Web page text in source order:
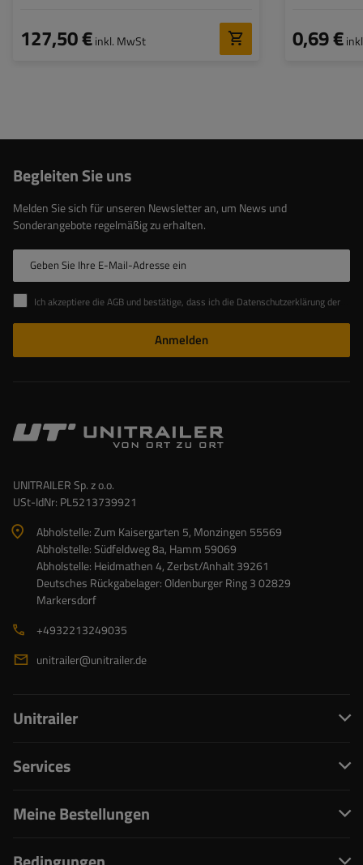
127,50 €inkl. MwSt 0,69 €
Begleiten Sie uns
Melden Sie sich für unseren Newsletter an, um News und
Sonderangebote regelmäßig zu erhalten.
Geben Sie Ihre E-Mail-Adresse ein
Ich akzeptiere die AGB und bestätige, dass ich die Datenschutzerklärung der Website zur Kenntnis genommen habe
Anmelden
UNITRAILER Sp. z o.o.
USt-IdNr: PL5213739921
Abholstelle: Zum Kaisergarten 5, Monzingen 55569
Abholstelle: Südfeldweg 8a, Hamm 59069
Abholstelle: Heidmathen 4, Zerbst/Anhalt 39261
Deutsches Rückgabelager: Oldenburger Ring 3 02829
Markersdorf
+4932213249035
unitrailer@unitrailer.de
Unitrailer
Services
Meine Bestellungen